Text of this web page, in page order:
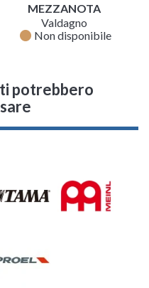
MEZZANOTA
Valdagno
fiber_manual_record Non disponibile
potrebbero